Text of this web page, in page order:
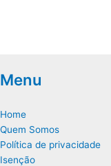
Menu
Home
Quem Somos
Política de privacidade
Isenção